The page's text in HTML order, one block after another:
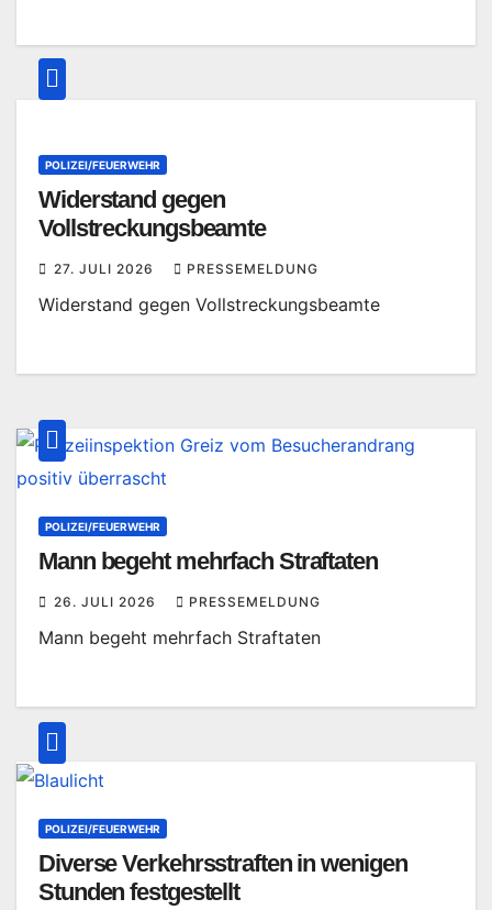
POLIZEI/FEUERWEHR
Widerstand gegen
Vollstreckungsbeamte
27. JULI 2026 PRESSEMELDUNG
Widerstand gegen Vollstreckungsbeamte
POLIZEI/FEUERWEHR
Mann begeht mehrfach Straftaten
26. JULI 2026 PRESSEMELDUNG
Mann begeht mehrfach Straftaten
POLIZEI/FEUERWEHR
Diverse Verkehrsstraften in wenigen
Stunden festgestellt